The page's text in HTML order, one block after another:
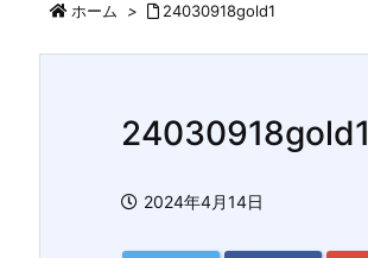
ホーム > 24030918gold1
24030918gold1
2024年4月14日